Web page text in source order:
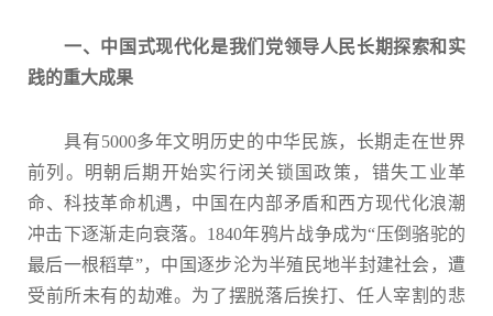
一、中国式现代化是我们党领导人民长期探索和实
践的重大成果
具有5000多年文明历史的中华民族，长期走在世界
前列。明朝后期开始实行闭关锁国政策，错失工业革
命、科技革命机遇，中国在内部矛盾和西方现代化浪潮
冲击下逐渐走向衰落。1840年鸦片战争成为“压倒骆驼的
最后一根稻草”，中国逐步沦为半殖民地半封建社会，遭
受前所未有的劫难。为了摆脱落后挨打、任人宰割的悲